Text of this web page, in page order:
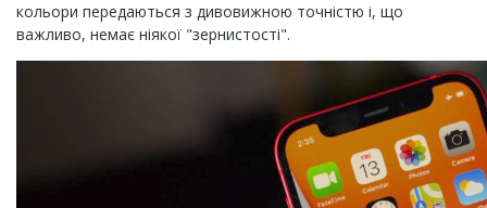
кольори передаються з дивовижною точністю і, що
важливо, немає ніякої "зернистості".